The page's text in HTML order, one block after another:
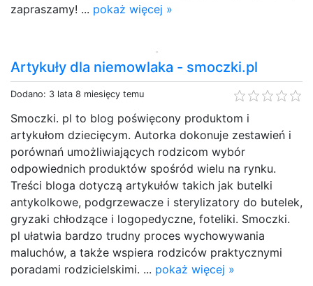
zapraszamy! ... pokaż więcej »
Artykuły dla niemowlaka - smoczki.pl
Dodano: 3 lata 8 miesięcy temu
Smoczki. pl to blog poświęcony produktom i
artykułom dziecięcym. Autorka dokonuje zestawień i
porównań umożliwiających rodzicom wybór
odpowiednich produktów spośród wielu na rynku.
Treści bloga dotyczą artykułów takich jak butelki
antykolkowe, podgrzewacze i sterylizatory do butelek,
gryzaki chłodzące i logopedyczne, foteliki. Smoczki.
pl ułatwia bardzo trudny proces wychowywania
maluchów, a także wspiera rodziców praktycznymi
poradami rodzicielskimi. ... pokaż więcej »